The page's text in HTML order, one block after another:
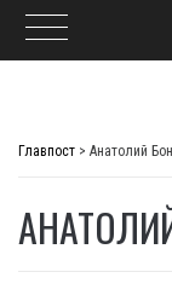
Главпост > Анатолий